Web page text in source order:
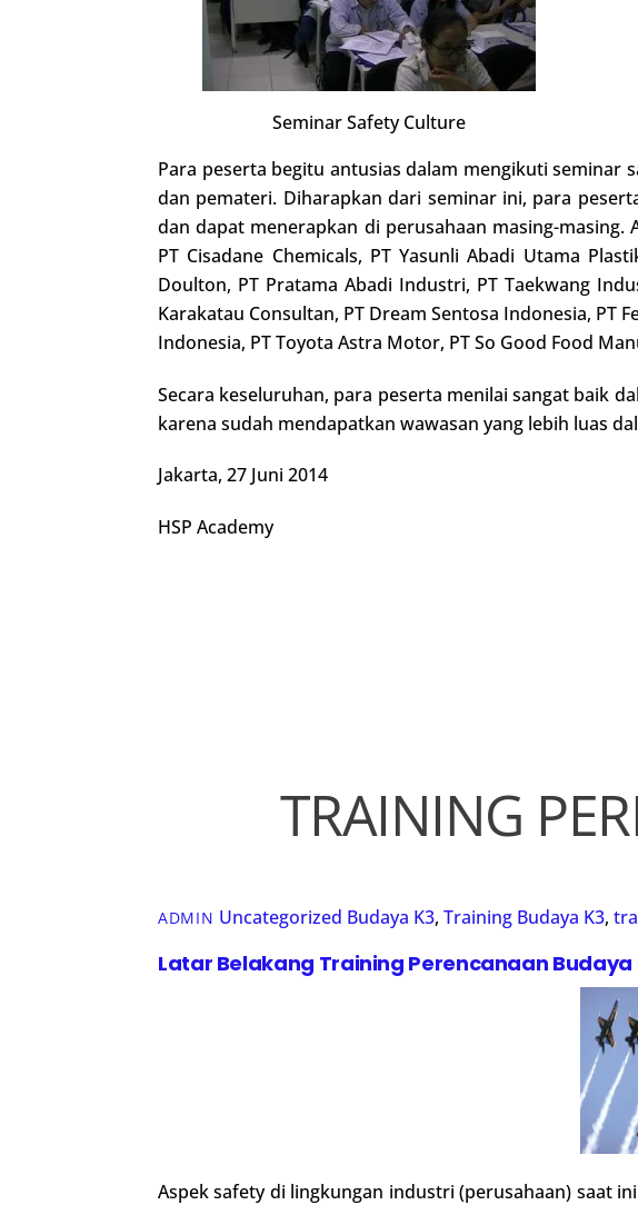
Seminar Safety Culture
Para peserta begitu antusias dalam mengikuti
dan pemateri. Diharapkan dari seminar ini, para
dan dapat menerapkan di perusahaan masing-masing.
PT Cisadane Chemicals, PT Yasunli Abadi Utama
Doulton, PT Pratama Abadi Industri, PT Taekwang
Karakatau Consultan, PT Dream Sentosa Indonesia, PT
Indonesia, PT Toyota Astra Motor, PT So Good Food
Secara keseluruhan, para peserta menilai sangat baik
karena sudah mendapatkan wawasan yang lebih luas
Jakarta, 27 Juni 2014
HSP Academy
TRAINING
ADMIN Uncategorized Budaya K3, Training Budaya K3,
Latar Belakang Training Perencanaan Budaya
Aspek safety di lingkungan industri (perusahaan) saat